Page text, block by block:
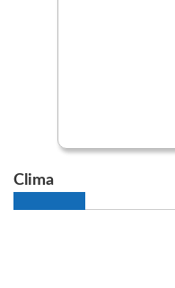
Clima